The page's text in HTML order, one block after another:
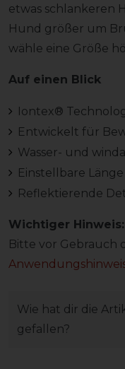
etwas schlankeren
Hund größer um
wähle eine Größe
Auf einen Blick
Iontex®
Entwickelt für
Wasser- und
Einstellbare Länge
Reflektierende
Wichtiger Hinweis:
Bitte vor Gebrauch
Wie hat dir die
gefallen?